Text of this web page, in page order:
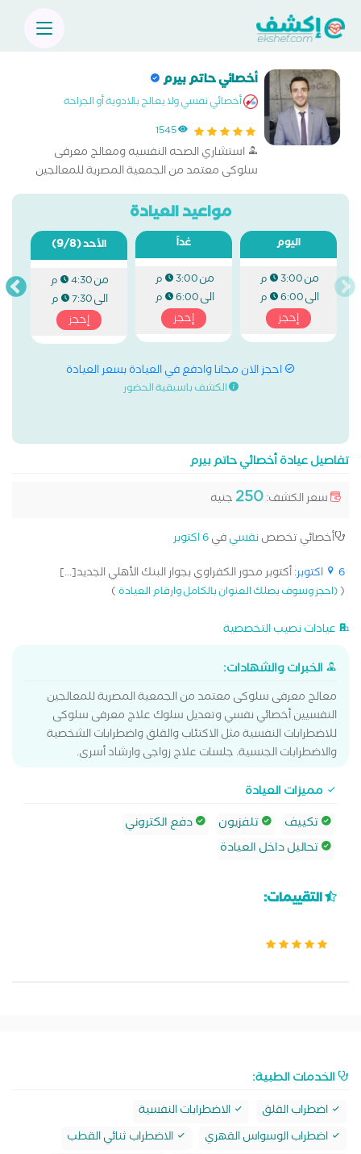
أخصائي حاتم بيرم
أخصائي نفسي ولا يعالج بالادوية أو الجراحة
1545
استشاري الصحه النفسيه ومعالج معرفى
سلوكى معتمد من الجمعية المصرية للمعالجين
النفسيين
مواعيد العيادة
اليوم
من3:00 م
الى6:00 م
إحجز
غداً
من3:00 م
الى6:00 م
إحجز
الأحد(9/8)
من4:30 م
الى7:30 م
إحجز
احجز الان مجانا وادفع في العيادة بسعر العيادة
الكشف باسبقية الحضور
تفاصيل عيادة أخصائي حاتم بيرم
سعر الكشف:250جنيه
أخصائي تخصصنفسيفي6 اكتوبر
6 اكتوبر
: أكتوبر محور الكفراوي بجوار البنك الأهلي الجديد[...]
((احجز وسوف يصلك العنوان بالكامل وارقام العيادة)
عيادات نصيب التخصصية
الخبرات والشهادات:
معالج معرفى سلوكى معتمد من الجمعية المصرية للمعالجين
النفسيين أخصائي نفسي وتعديل سلوك علاج معرفى سلوكى
للاضطرابات النفسية مثل الاكتئاب والقلق واضطرابات الشخصية
والاضطرابات الجنسية. جلسات علاج زواجى وارشاد أسرى.
مميزات العيادة
تكييف
تلفزيون
دفع الكتروني
تحاليل داخل العيادة
التقييمات:
الخدمات الطبية:
اضطراب القلق
الاضطرابات النفسية
اضطراب الوسواس القهري
الاضطراب ثنائي القطب